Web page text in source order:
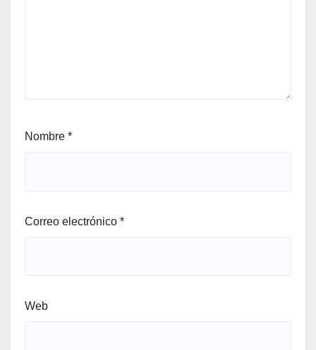
Nombre *
Correo electrónico *
Web